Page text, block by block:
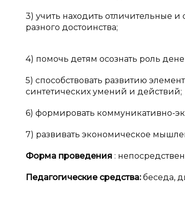
3) учить находить отличительные
разного достоинства;
4) помочь детям осознать роль
5) способствовать развитию
синтетических умений и действий;
6) формировать коммуникативно-
7) развивать экономическое
Форма проведения :
Педагогические средства:беседа,